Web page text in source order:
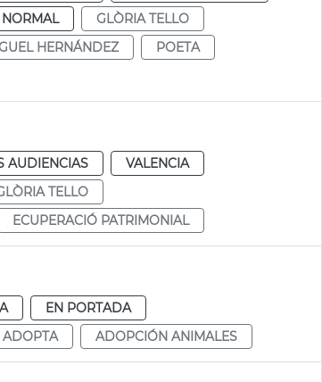
NORMAL
GLÒRIA TELLO
HERNÁNDEZ
POETA
AUDIENCIAS
VALENCIA
TELLO
ECUPERACIÓ PATRIMONIAL
EN PORTADA
ADOPTA ADOPCIÓN ANIMALES